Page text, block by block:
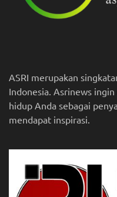
ASRI merupakan
Indonesia. Asrinews
hidup Anda sebagai
mendapat inspirasi.